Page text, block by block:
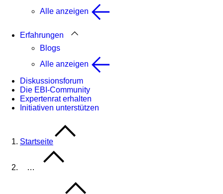
Alle anzeigen
Erfahrungen
Blogs
Alle anzeigen
Diskussionsforum
Die EBI-Community
Expertenrat erhalten
Initiativen unterstützen
Startseite
…